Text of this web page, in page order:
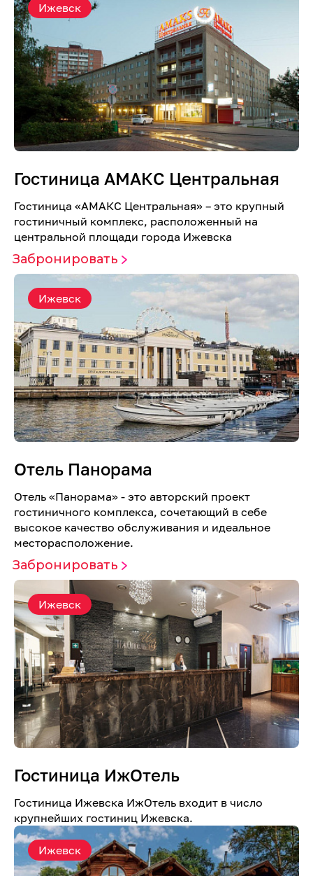
Ижевск
Гостиница АМАКС Центральная
Гостиница «AMАКС Центральная» – это крупный
гостиничный комплекс, расположенный на
центральной площади города Ижевска
Забронировать
Ижевск
Отель Панорама
Отель «Панорама» - это авторский проект
гостиничного комплекса, сочетающий в себе
высокое качество обслуживания и идеальное
месторасположение.
Забронировать
Ижевск
Гостиница ИжОтель
Гостиница Ижевска ИжОтель входит в число
крупнейших гостиниц Ижевска.
Ижевск